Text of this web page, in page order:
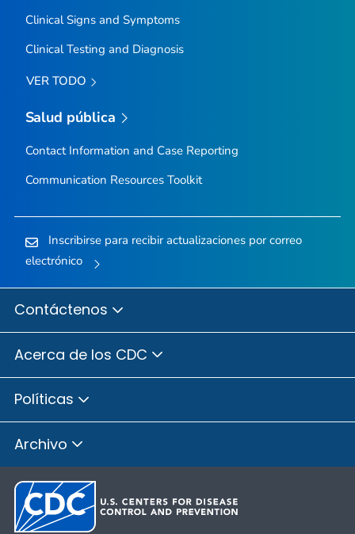
Clinical Signs and Symptoms
Clinical Testing and Diagnosis
VER TODO
Salud pública
Contact Information and Case Reporting
Communication Resources Toolkit
Inscribirse para recibir actualizaciones por correo
electrónico
Contáctenos
Acerca de los CDC
Políticas
Archivo